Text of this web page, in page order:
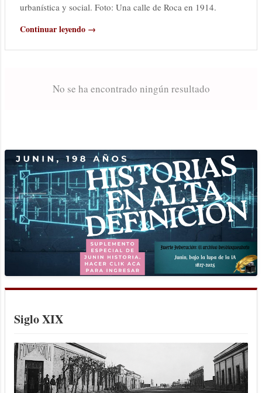
urbanística y social. Foto: Una calle de Roca en 1914.
Continuar leyendo →
No se ha encontrado ningún resultado
Siglo XIX